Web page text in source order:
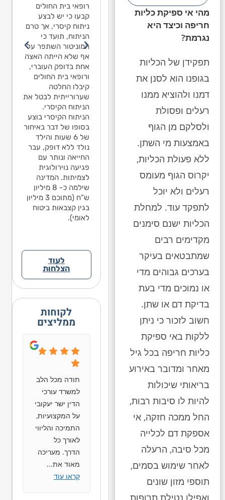
מהי אי ספיקת כליות
חריפה וכיצד היא
נגרמת?
תפקידן של הכליות
בגופנו הוא לסנן את
דמנו ולהוציא ממנו
רעלים ופסולת
ולסלקם מן הגוף
באמצעות מי השתן.
ללא פעולת הכליות,
יקרוס הגוף מעומס
רעלים ולא יוכל
לתפקד עוד. למחלת
הכליות ישנם סימנים
מקדימים רבים
שמתבטאים בעיקר
בערכים גבוהים מדי
או נמוכים מדי בעת
בדיקת דם או שתן.
חשוב לזכור כי ניתן
ללקות באי ספיקת
כליות חריפה בכל גיל
מאחר ומדובר באירוע
בריאותי שיכולות
להיות לו סיבות רבות,
החל ממכה חזקה, אי
אספקת דם לכלייה
מכל סיבה, הרעלה
לאחר שימוש בסמים,
תוספי מזון שונים
שלא נגרם
או דימום מוחי.
מומחים
מסרו
אין קשר בין
לבין
בגלל
היה שבר/דימום
בישיבת הגישור
בתיק
בחוות הדעת
הנתבעים,
אינו יכול לקבוע
אחוזי הנכות
הנתבעים
הגישו הודעת צד
אותם
במסגרת
טענות אלה
התקבלו.
שבר או דימום מוחי.
מספר מומחים
לנוירולוגיה מסרו
הנפילה לבין
האפילפסיה בגלל
שלא היה שבר/דימום
שהתקיימה בתיק
עמדתי על משפט
אחד בחוות הדעת
מטעם הנתבעים,
את אחוזי הנכות
שנגרמו כתוצאה
גם הגישו הודעת צד
ג’ נגד ההורים
והאשימו אותם
בנפילה. במסגרת
לא התקבלו.
רופאי בית החולים
קבעו כי יש לבצע
ניתוח קיסרי, אך טרם
הניתוח, תועד כי
המוניטור השתפר על
אף שלא הייתה האצה
אחת בדופק העוברי,
ורופאי בית החולים
קיבלו החלטה
שערורייתית לבטל את
הניתוח הקיסרי.
הניתוח הקיסרי בוצע
בסופו של דבר באיחור
של 6 שעות והילד
נולד ללא דופק, עבר
החייאה ונותר עם
פגיעה נוירולוגית
לצמיתות. המדינה
שילמה כ- 8 מיליון
ש”ח (מתוכם 3 מיליון
בגין קצבאות ביטוח
לאומי).
לעוד
הצלחות
לקוחות
ממליצים
תודה מכל הלב
למשרד עורכי
הדין ישר יעקובי
על המקצועיות,
התמיכה והליווי
לאורך כל
הדרך. מעריכה
מאוד את...
קראו עוד